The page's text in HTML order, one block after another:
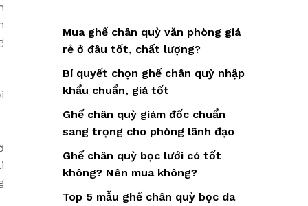
Mua ghế chân quỳ văn phòng giá
rẻ ở đâu tốt, chất lượng?
Bí quyết chọn ghế chân quỳ nhập
khẩu chuẩn, giá tốt
Ghế chân quỳ giám đốc chuẩn
sang trọng cho phòng lãnh đạo
Ghế chân quỳ bọc lưới có tốt
không? Nên mua không?
Top 5 mẫu ghế chân quỳ bọc da